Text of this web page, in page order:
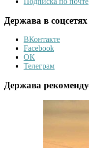
Держава в соцсетях
ВКонтакте
Facebook
ОК
Телеграм
Держава